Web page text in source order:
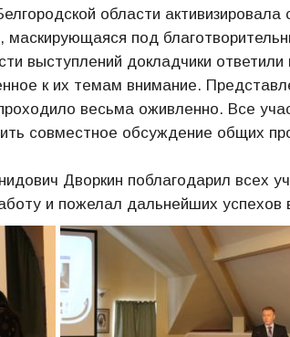
области
маскирующаяся под
выступлений докладчики
к их темам внимание.
весьма оживленно. Все
совместное обсуждение общих
Дворкин поблагодарил всех
и пожелал дальнейших успехов